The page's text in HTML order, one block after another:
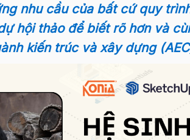
nhu cầu của bất cứ quy
hội thảo để biết rõ hơn và
kiến trúc và xây dựng